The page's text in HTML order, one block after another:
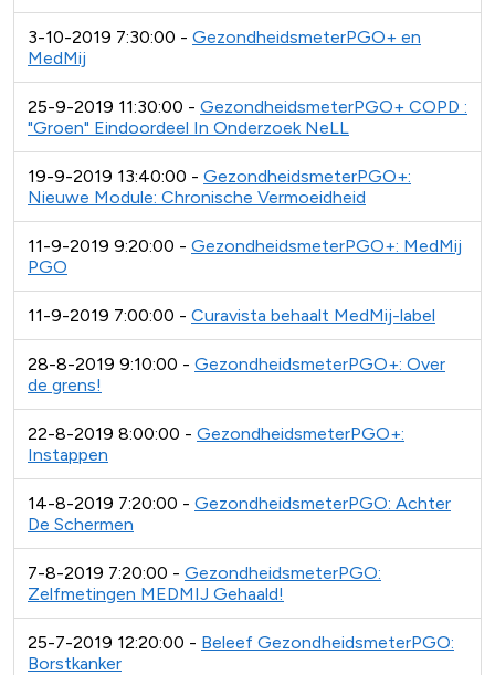
3-10-2019 7:30:00 - GezondheidsmeterPGO+ en
MedMij
25-9-2019 11:30:00 - GezondheidsmeterPGO+ COPD :
"Groen" Eindoordeel In Onderzoek NeLL
19-9-2019 13:40:00 - GezondheidsmeterPGO+:
Nieuwe Module: Chronische Vermoeidheid
11-9-2019 9:20:00 - GezondheidsmeterPGO+: MedMij
PGO
11-9-2019 7:00:00 - Curavista behaalt MedMij-label
28-8-2019 9:10:00 - GezondheidsmeterPGO+: Over
de grens!
22-8-2019 8:00:00 - GezondheidsmeterPGO+:
Instappen
14-8-2019 7:20:00 - GezondheidsmeterPGO: Achter
De Schermen
7-8-2019 7:20:00 - GezondheidsmeterPGO:
Zelfmetingen MEDMIJ Gehaald!
25-7-2019 12:20:00 - Beleef GezondheidsmeterPGO:
Borstkanker